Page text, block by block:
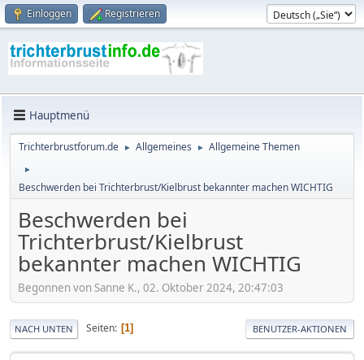
Einloggen Registrieren
Hauptmenü
Trichterbrustforum.de ► Allgemeines ► Allgemeine Themen
►
Beschwerden bei Trichterbrust/Kielbrust bekannter machen WICHTIG
Beschwerden bei
Trichterbrust/Kielbrust
bekannter machen WICHTIG
Begonnen von Sanne K., 02. Oktober 2024, 20:47:03
NACH UNTEN Seiten 1 BENUTZER-AKTIONEN